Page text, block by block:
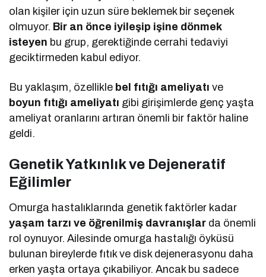
olan kişiler için uzun süre beklemek bir seçenek
olmuyor. Bir an önce iyileşip işine dönmek
isteyen bu grup, gerektiğinde cerrahi tedaviyi
geciktirmeden kabul ediyor.
Bu yaklaşım, özellikle bel fıtığı ameliyatı ve
boyun fıtığı ameliyatı gibi girişimlerde genç yaşta
ameliyat oranlarını artıran önemli bir faktör haline
geldi.
Genetik Yatkınlık ve Dejeneratif
Eğilimler
Omurga hastalıklarında genetik faktörler kadar
yaşam tarzı ve öğrenilmiş davranışlar da önemli
rol oynuyor. Ailesinde omurga hastalığı öyküsü
bulunan bireylerde fıtık ve disk dejenerasyonu daha
erken yaşta ortaya çıkabiliyor. Ancak bu sadece